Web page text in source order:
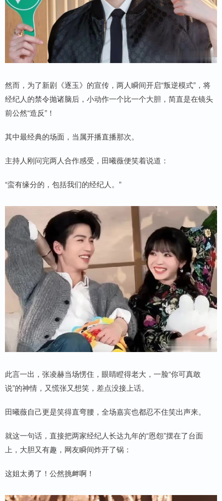
然而，为了新剧《逐玉》的宣传，两人瞬间开启“叛逆模式”，将
经纪人的禁令抛诸脑后，小动作一个比一个大胆，简直是在镜头
前公然“造反”！
其中最经典的场面，当属开播直播那次。
主持人刚问完两人合作感受，田曦薇便笑着说道：
“蛮有缘分的，包括我们的经纪人。”
此言一出，张凌赫当场愣住，眼睛瞪得老大，一脸“你可真敢
说”的神情，又慌张又想笑，差点没接上话。
田曦薇自己更是笑得直弯腰，全场嘉宾也都忍不住笑出声来。
就这一句话，直接把两家经纪人长达九年的“恩怨”摆在了台面
上，大胆又有趣，网友瞬间炸开了锅：
这姐太勇了！公然挑衅啊！